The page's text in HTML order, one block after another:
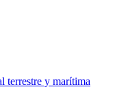
terrestre y marítima